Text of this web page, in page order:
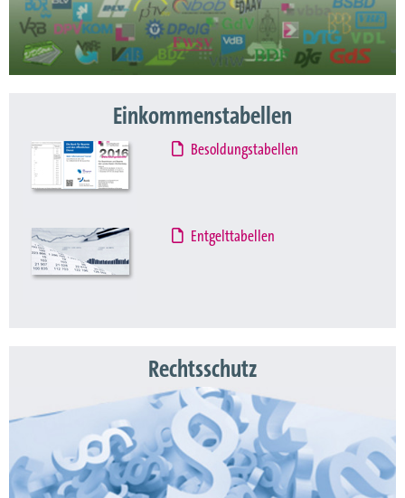
Einkommenstabellen
Besoldungstabellen
Entgelttabellen
Rechtsschutz